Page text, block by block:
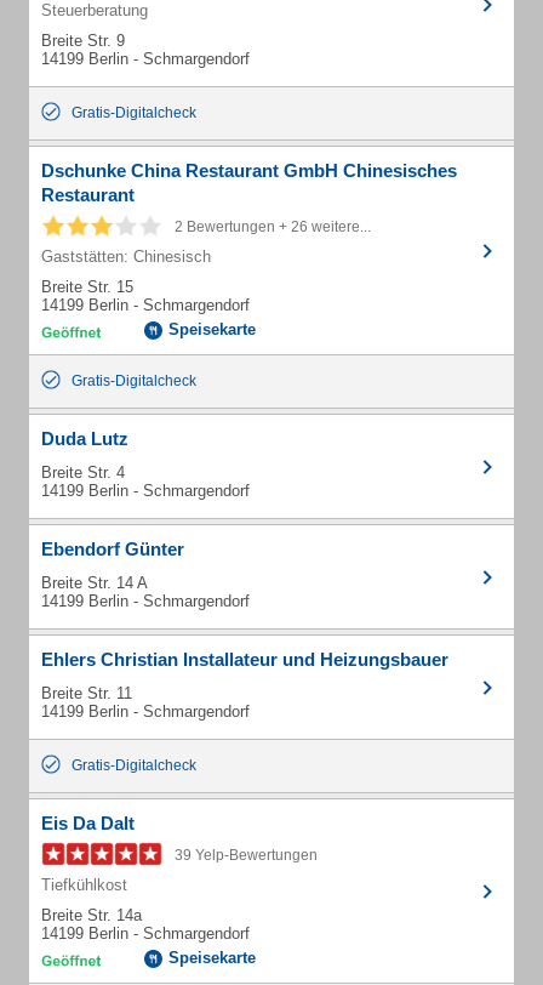
Steuerberatung
Breite Str. 9
14199 Berlin - Schmargendorf
Gratis-Digitalcheck
Dschunke China Restaurant GmbH Chinesisches
Restaurant
2 Bewertungen + 26 weitere...
Gaststätten: Chinesisch
Breite Str. 15
14199 Berlin - Schmargendorf
Speisekarte
Gratis-Digitalcheck
Duda Lutz
Breite Str. 4
14199 Berlin - Schmargendorf
Ebendorf Günter
Breite Str. 14 A
14199 Berlin - Schmargendorf
Ehlers Christian Installateur und Heizungsbauer
Breite Str. 11
14199 Berlin - Schmargendorf
Gratis-Digitalcheck
Eis Da Dalt
39 Yelp-Bewertungen
Tiefkühlkost
Breite Str. 14a
14199 Berlin - Schmargendorf
Speisekarte